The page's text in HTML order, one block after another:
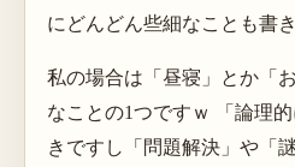
にどんどん些細なことも書
私の場合は「昼寝」とか「
なことの1つですｗ 「論理
きですし「問題解決」や「